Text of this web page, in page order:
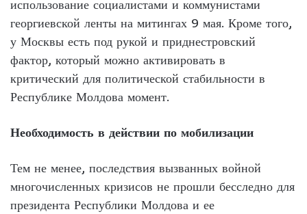
использование социалистами и коммунистами
георгиевской ленты на митингах 9 мая. Кроме того,
у Москвы есть под рукой и приднестровский
фактор, который можно активировать в
критический для политической стабильности в
Республике Молдова момент.
Необходимость в действии по мобилизации
Тем не менее, последствия вызванных войной
многочисленных кризисов не прошли бесследно для
президента Республики Молдова и ее